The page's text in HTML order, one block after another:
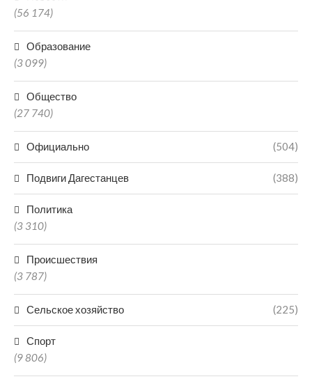
(56 174)
Образование
(3 099)
Общество
(27 740)
Официально (504)
Подвиги Дагестанцев (388)
Политика
(3 310)
Происшествия
(3 787)
Сельское хозяйство (225)
Спорт
(9 806)